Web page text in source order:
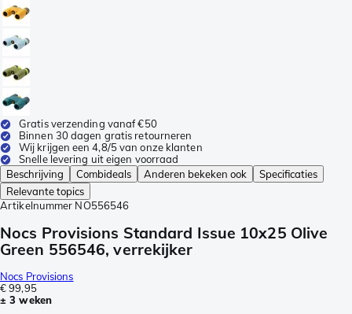
Gratis verzending vanaf €50
Binnen 30 dagen gratis retourneren
Wij krijgen een 4,8/5 van onze klanten
Snelle levering uit eigen voorraad
Beschrijving
Combideals Anderen bekeken ook
Specificaties
Relevante topics
Artikelnummer NO556546
Nocs Provisions Standard Issue 10x25 Olive
Green 556546, verrekijker
Nocs Provisions
€ 99,95
± 3 weken